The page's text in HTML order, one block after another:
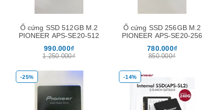
Ổ cứng SSD 512GB M.2
PIONEER APS-SE20-512
990.000₫
1.250.000₫
Ổ cứng SSD 256GB M.2
PIONEER APS-SE20-256
780.000₫
850.000₫
-25% -14%